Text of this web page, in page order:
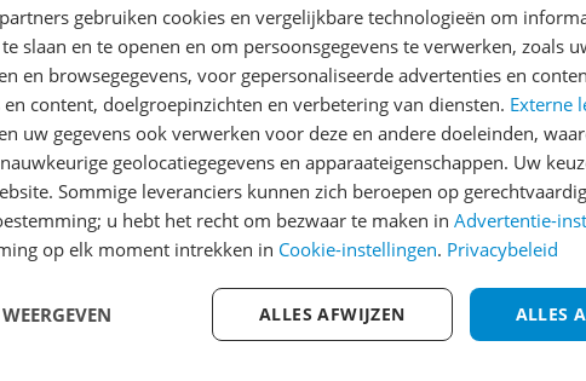
Reviews
Er zijn nog geen
Heb jij dit product in bezit
met het schrijven van je
een review gemiddeld
andere bezoekers een
€250,-!Klik hier voor de
Welk cijfer geef jij dit
gebruiken cookies en vergelijkbare technologieën om
slaan en te openen en om persoonsgegevens te verwerken, zoals
en browsegegevens, voor gepersonaliseerde advertenties en
content, doelgroepinzichten en verbetering van diensten. Externe
uw gegevens ook verwerken voor deze en andere doeleinden,
geolocatiegegevens en apparaateigenschappen. Uw
Sommige leveranciers kunnen zich beroepen op
u hebt het recht om bezwaar te maken in Advertentie-
op elk moment intrekken in Cookie-instellingen. Privacybeleid
ALLES
ALLES AFWIJZEN